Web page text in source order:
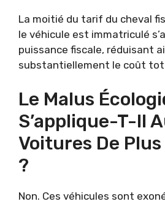
La moitié du tarif du cheval
le véhicule est immatriculé
puissance fiscale, réduisant
substantiellement le coût
Le Malus
S’applique-T-Il
Voitures De
?
Non. Ces véhicules sont